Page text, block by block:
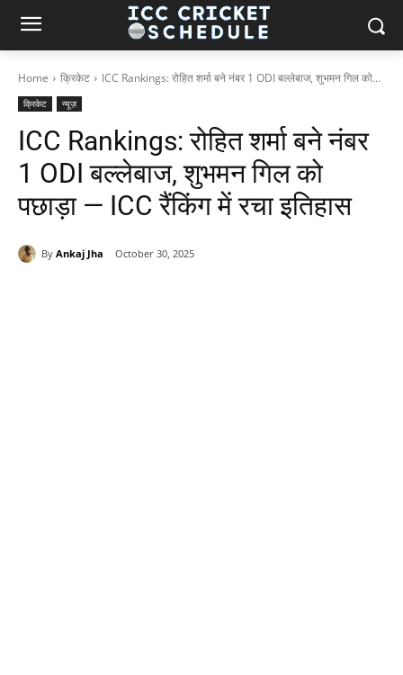
Home क्रिकेट ICC Rankings: रोहित शर्मा बने नंबर 1 ODI बल्लेबाज, शुभमन गिल को...
क्रिकेट न्यूज़
ICC Rankings: रोहित शर्मा बने नंबर
1 ODI बल्लेबाज, शुभमन गिल को
पछाड़ा — ICC रैंकिंग में रचा इतिहास
By Ankaj Jha October 30, 2025